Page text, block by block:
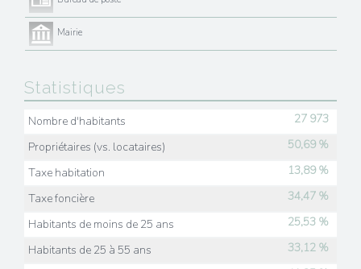
Mairie
Statistiques
Nombre d'habitants
27 973
Propriétaires (vs. locataires)
50,69 %
Taxe habitation
13,89 %
Taxe foncière
34,47 %
Habitants de moins de 25 ans
25,53 %
Habitants de 25 à 55 ans
33,12 %